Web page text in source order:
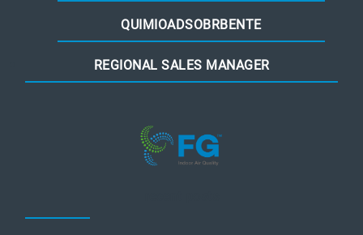
QUIMIOADSOBRBENTE
REGIONAL SALES MANAGER